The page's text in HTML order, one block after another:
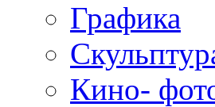
Графика
Кино-